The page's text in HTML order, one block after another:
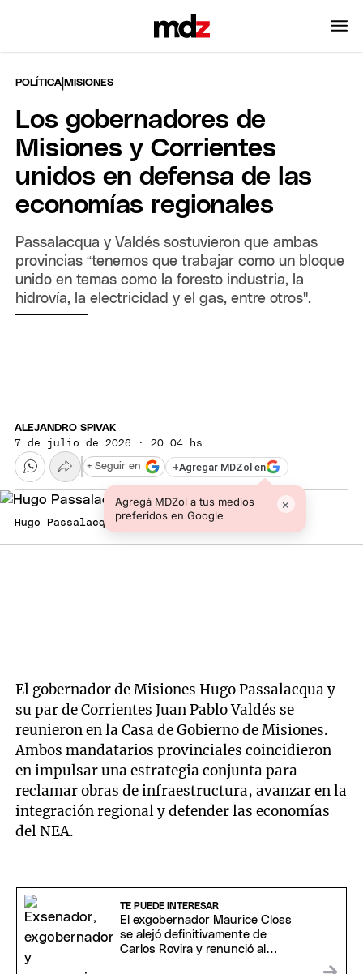
POLÍTICA |MISIONES
Los gobernadores de
Misiones y Corrientes
unidos en defensa de las
economías regionales
Passalacqua y Valdés sostuvieron que ambas
provincias “tenemos que trabajar como un bloque
unido en temas como la foresto industria, la
hidrovía, la electricidad y el gas, entre otros".
ALEJANDRO SPIVAK
7 de julio de 2026 · 20:04 hs
+Agregar MDZol en
Agregá MDZol a tus medios
preferidos en Google
×
+ Seguir en
Hugo Passalacqua y Juan Pablo Valdés.
El gobernador de Misiones Hugo Passalacqua y
su par de Corrientes Juan Pablo Valdés se
reunieron en la Casa de Gobierno de Misiones.
Ambos mandatarios provinciales coincidieron
en impulsar una estrategia conjunta para
reclamar obras de infraestructura, avanzar en la
integración regional y defender las economías
del NEA.
TE PUEDE INTERESAR
El exgobernador Maurice Closs
se alejó definitivamente de
Carlos Rovira y renunció al